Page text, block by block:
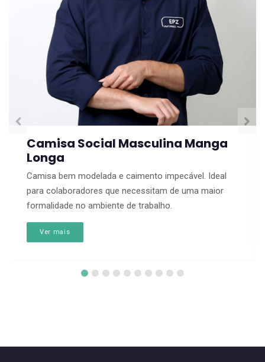
Manga
impecável. Ideal
de uma maior
Camisa Social
Camisa bem modelada e
para colaboradores que
formalidade no ambiente de